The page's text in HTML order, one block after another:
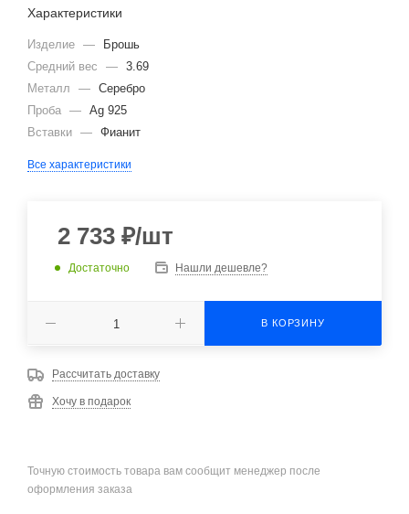
Характеристики
Изделие —
Брошь
Средний вес
— 3.69
Металл
— Серебро
Проба — Ag 925
Вставки — Фианит
Все характеристики
2 733 ₽/шт
Достаточно Нашли дешевле?
В КОРЗИНУ
Рассчитать доставку
Хочу в подарок
Точную стоимость товара вам сообщит менеджер после
оформления заказа